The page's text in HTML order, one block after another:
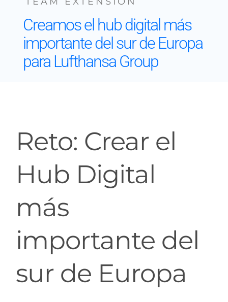
Contacto
Creamos el hub digital más
importante del sur de Europa
para Lufthansa Group
Reto: Crear el
Hub Digital
más
importante del
sur de Europa